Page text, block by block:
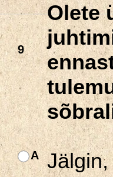
9
Olete
A